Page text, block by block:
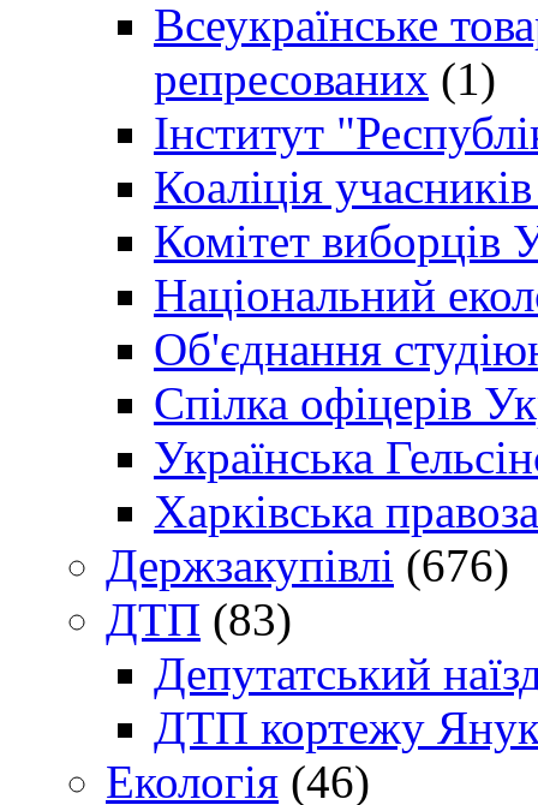
Всеукраїнське
репресованих (1)
Інститут
Коаліція
Комітет виборців
Національний
Об'єднання
Спілка офіцерів
Українська
Харківська
Держзакупівлі (676)
ДТП (83)
Депутатський
ДТП кортежу
Екологія (46)